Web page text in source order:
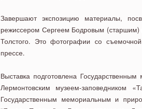
Завершают экспозицию материалы,
режиссером Сергеем Бодровым (старшим)
Толстого. Это фотографии со
прессе.
Выставка подготовлена
Лермонтовским музеем-заповедником
Государственным мемориальным и